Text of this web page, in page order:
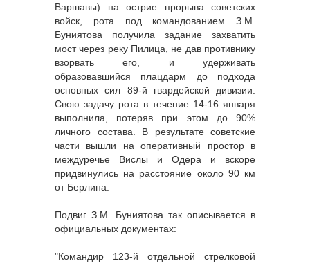
Варшавы) на острие прорыва советских
войск, рота под командованием З.М.
Буниятова получила задание захватить
мост через реку Пилица, не дав противнику
взорвать его, и удерживать
образовавшийся плацдарм до подхода
основных сил 89-й гвардейской дивизии.
Свою задачу рота в течение 14-16 января
выполнила, потеряв при этом до 90%
личного состава. В результате советские
части вышли на оперативный простор в
междуречье Вислы и Одера и вскоре
придвинулись на расстояние около 90 км
от Берлина.
Подвиг З.М. Буниятова так описывается в
официальных документах:
"Командир 123-й отдельной стрелковой